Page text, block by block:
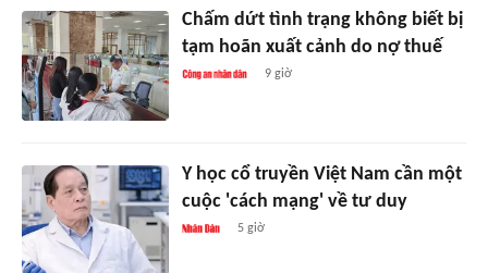
Chấm dứt tình trạng không biết bị
tạm hoãn xuất cảnh do nợ thuế
9 giờ
Y học cổ truyền Việt Nam cần một
cuộc 'cách mạng' về tư duy
5 giờ